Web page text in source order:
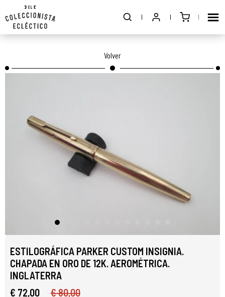
Volver
ESTILOGRÁFICA PARKER CUSTOM INSIGNIA.
CHAPADA EN ORO DE 12K. AEROMÉTRICA.
INGLATERRA
€ 72,00
€ 80,00